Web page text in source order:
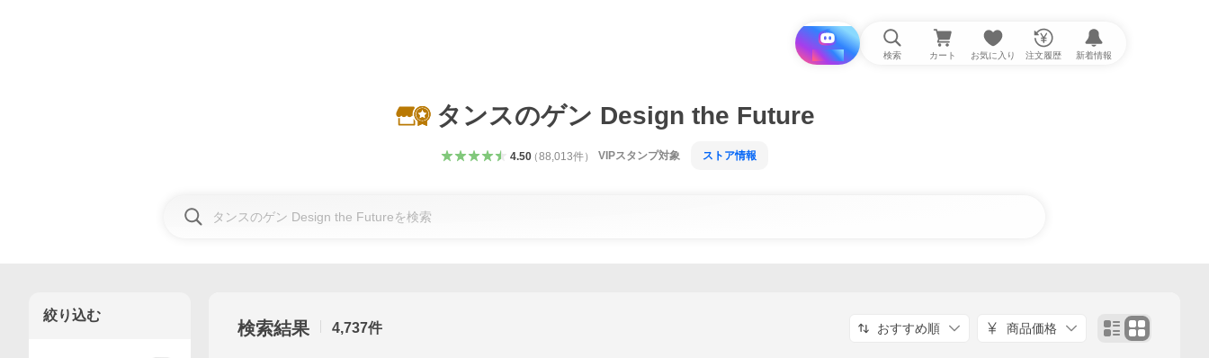
i と探す 検索 カート お気に入り 注文履歴 新着情報
タンスのゲン Design the Future
4.50（88,013件） VIPスタンプ対象 ストア情報
検索結果 4,737件 おすすめ順 商品価格
絞り込む